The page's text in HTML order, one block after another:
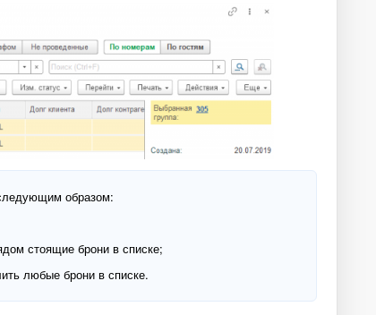
образом:
стоящие брони в списке;
любые брони в списке.